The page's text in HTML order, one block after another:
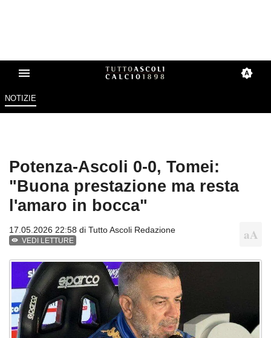
NOTIZIE
Potenza-Ascoli 0-0, Tomei:
"Buona prestazione ma resta
l'amaro in bocca"
17.05.2026 22:58 di Tutto Ascoli Redazione
VEDI LETTURE